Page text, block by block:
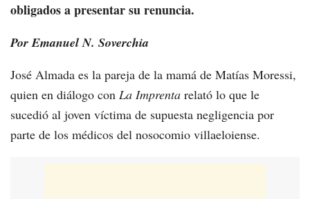
obligados a presentar su renuncia.
Por Emanuel N. Soverchia
José Almada es la pareja de la mamá de Matías Moressi,
quien en diálogo con La Imprenta relató lo que le
sucedió al joven víctima de supuesta negligencia por
parte de los médicos del nosocomio villaeloiense.